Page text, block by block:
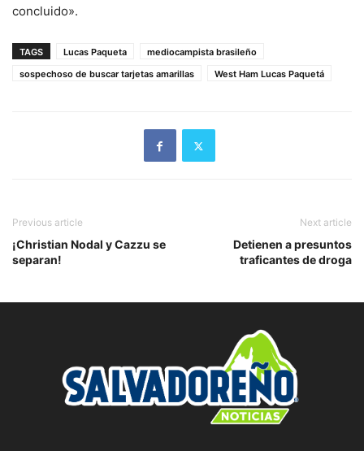
concluido».
TAGS Lucas Paqueta
mediocampista brasileño
sospechoso de buscar tarjetas amarillas
West Ham Lucas Paquetá
Previous article
¡Christian Nodal y Cazzu se
separan!
Next article
Detienen a presuntos
traficantes de droga